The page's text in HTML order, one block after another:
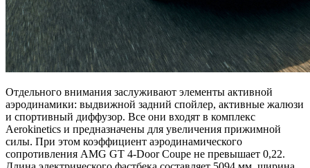
Отдельного внимания заслуживают элементы активной
аэродинамики: выдвижной задний спойлер, активные жалюзи
и спортивный диффузор. Все они входят в комплекс
Aerokinetics и предназначены для увеличения прижимной
силы. При этом коэффициент аэродинамического
сопротивления AMG GT 4-Door Coupe не превышает 0,22.